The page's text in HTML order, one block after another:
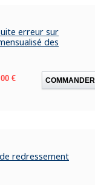
erreur sur
des
€ COMMANDER
redressement